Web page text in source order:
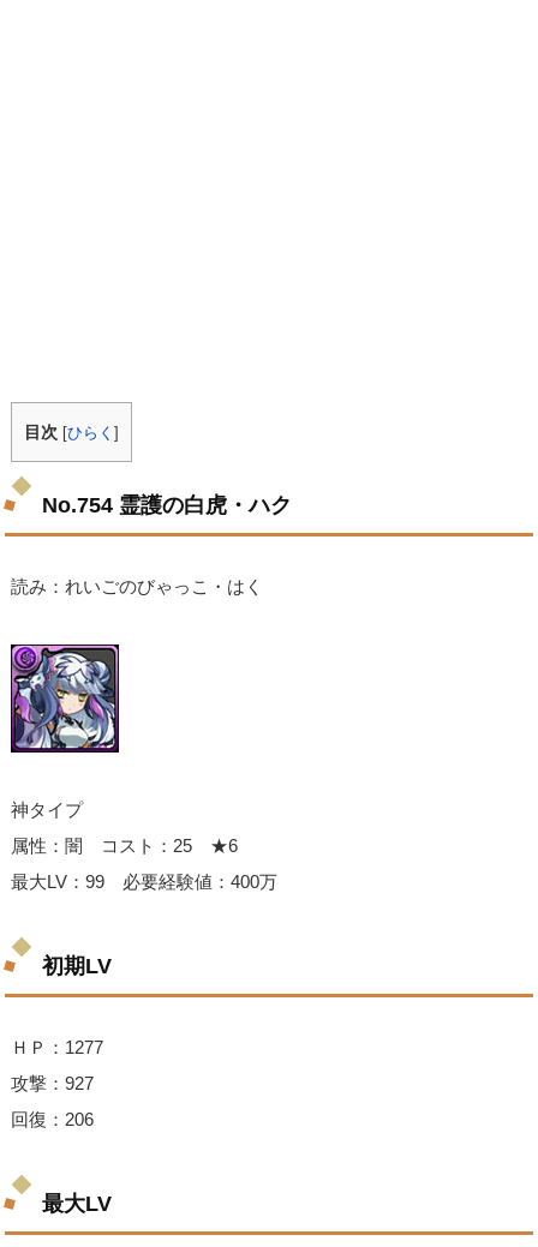
目次 [ひらく]
No.754 霊護の白虎・ハク
読み：れいごのびゃっこ・はく
神タイプ
属性：闇 コスト：25 ★6
最大LV：99 必要経験値：400万
初期LV
ＨＰ：1277
攻撃：927
回復：206
最大LV